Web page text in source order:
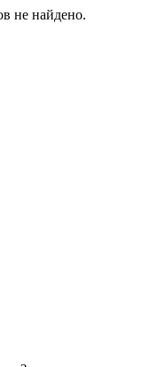
не найдено.